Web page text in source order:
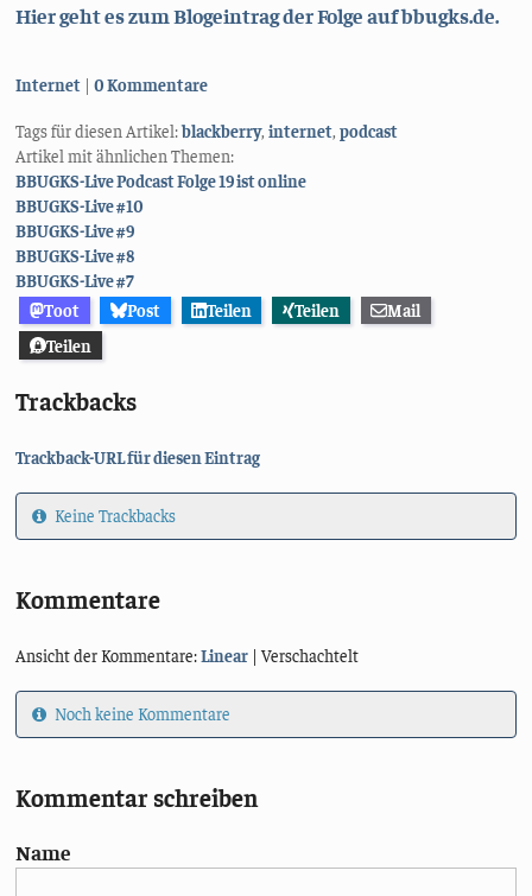
Hier geht es zum Blogeintrag der Folge auf bbugks.de.
Kategorien:
Internet 0 Kommentare
Tags für diesen Artikel:blackberry,internet,podcast
Artikel mit ähnlichen Themen:
BBUGKS-Live Podcast Folge 19 ist online
BBUGKS-Live #10
BBUGKS-Live #9
BBUGKS-Live #8
BBUGKS-Live #7
Toot
Post Teilen Teilen
Mail
Teilen
Trackbacks
Trackback-URL für diesen Eintrag
Keine Trackbacks
Kommentare
Ansicht der Kommentare:Linear | Verschachtelt
Noch keine Kommentare
Kommentar schreiben
Name